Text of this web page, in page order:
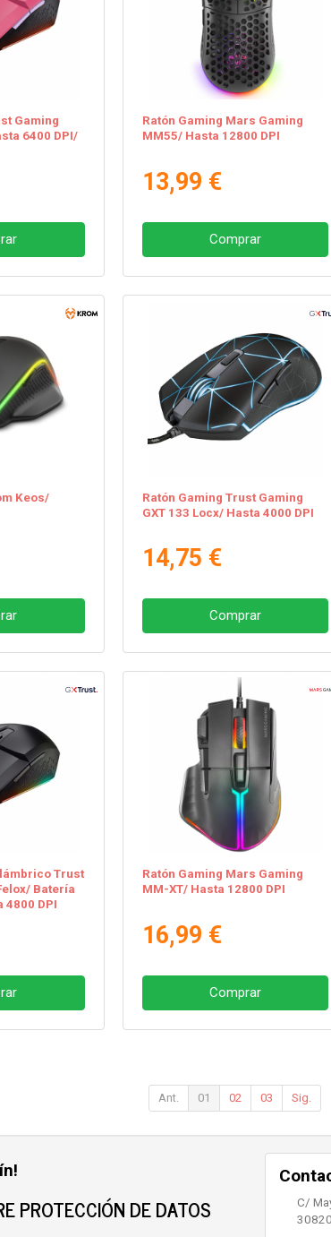
Gaming
6400 DPI/
Ratón Gaming Mars Gaming
MM55/ Hasta 12800 DPI
13,99 €
Comprar
Keos/
Ratón Gaming Trust Gaming
GXT 133 Locx/ Hasta 4000 DPI
14,75 €
Comprar
Trust
Batería
4800 DPI
Ratón Gaming Mars Gaming
MM-XT/ Hasta 12800 DPI
16,99 €
Comprar
Ant. 01 02 03 Sig.
PROTECCIÓN DE DATOS
C/
30820